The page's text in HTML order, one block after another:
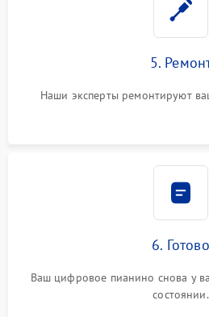
5.
Наши эксперты ремонтируют
6. Готово
Ваш цифровое пианино снова у
состоянии.